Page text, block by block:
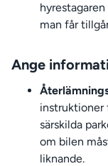
man får
Ange
instruktioner
särskilda
om bilen
liknande.